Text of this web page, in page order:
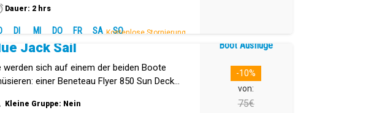
Dauer: 2 hrs
DI MI DO FR SA SO
Kostenlose Stornierung.
Jack Sail
werden sich auf einem der beiden Boote
einer Beneteau Flyer 850 Sun Deck
Kleine Gruppe: Nein
Boot Ausflüge
-10%
von:
75€